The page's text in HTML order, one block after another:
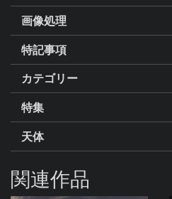
画像処理
特記事項
カテゴリー
特集
天体
関連作品